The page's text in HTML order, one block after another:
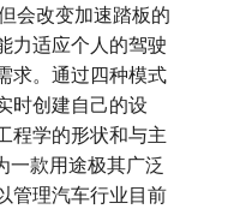
会改变加速踏板的
力适应个人的驾驶
求。通过四种模式
时创建自己的设
程学的形状和与主
一款用途极其广泛
管理汽车行业目前